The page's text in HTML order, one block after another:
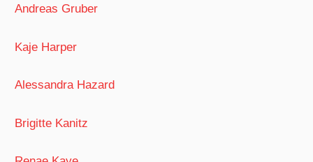
Andreas Gruber
Kaje Harper
Alessandra Hazard
Brigitte Kanitz